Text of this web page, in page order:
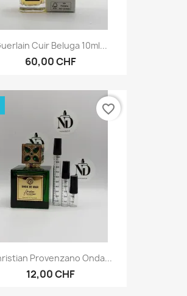
Cuir Beluga 10ml...
60,00 CHF
Provenzano Onda...
12,00 CHF
favorite_border